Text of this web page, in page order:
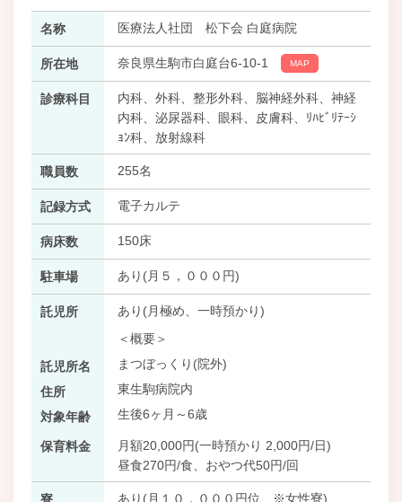
名称 医療法人社団 松下会 白庭病院
所在地 奈良県生駒市白庭台6-10-1 MAP
診療科目
内科、外科、整形外科、脳神経外科、神経
内科、泌尿器科、眼科、皮膚科、ﾘﾊﾋﾞﾘﾃｰｼ
ｮﾝ科、放射線科
職員数 255名
記録方式 電子カルテ
病床数 150床
駐車場 あり(月５，０００円)
託児所
あり(月極め、一時預かり)
＜概要＞
託児所名
まつぼっくり(院外)
住所
東生駒病院内
対象年齢
生後6ヶ月～6歳
保育料金
月額20,000円(一時預かり 2,000円/日)
昼食270円/食、おやつ代50円/回
あり(月１０，０００円位 ※女性寮)